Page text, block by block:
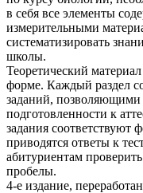
в себя все элементы
измерительными
систематизировать
школы.
Теоретический
форме. Каждый раздел
заданий, позволяющими
подготовленности к
задания
приводятся ответы к
абитуриентам
пробелы.
4-е издание,